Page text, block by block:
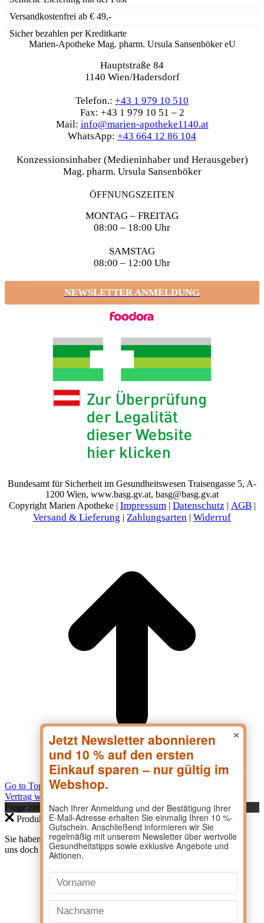
Versandkostenfrei ab € 49,-
Sicher bezahlen per Kreditkarte
Marien-Apotheke Mag. pharm. Ursula Sansenböker eU
Hauptstraße 84
1140 Wien/Hadersdorf
Telefon.: +43 1 979 10 510
Fax: +43 1 979 10 51 – 2
Mail: info@marien-apotheke1140.at
WhatsApp: +43 664 12 86 104
Konzessionsinhaber (Medieninhaber und Herausgeber)
Mag. pharm. Ursula Sansenböker
ÖFFNUNGSZEITEN
MONTAG – FREITAG
08:00 – 18:00 Uhr
SAMSTAG
08:00 – 12:00 Uhr
NEWSLETTER ANMELDUNG
Bundesamt für Sicherheit im Gesundheitswesen Traisengasse 5, A-
1200 Wien, www.basg.gv.at, basg@basg.gv.at
Copyright Marien Apotheke | Impressum | Datenschutz | AGB|
Versand & Lieferung | Zahlungsarten | Widerruf
Go to Top
Vertrag widerrufen
Frage zum Produkt?
Produktanfrage
Sie haben eine Frage zu einem Produkt? Dann kontaktieren Sie
uns doch direkt hier.
×